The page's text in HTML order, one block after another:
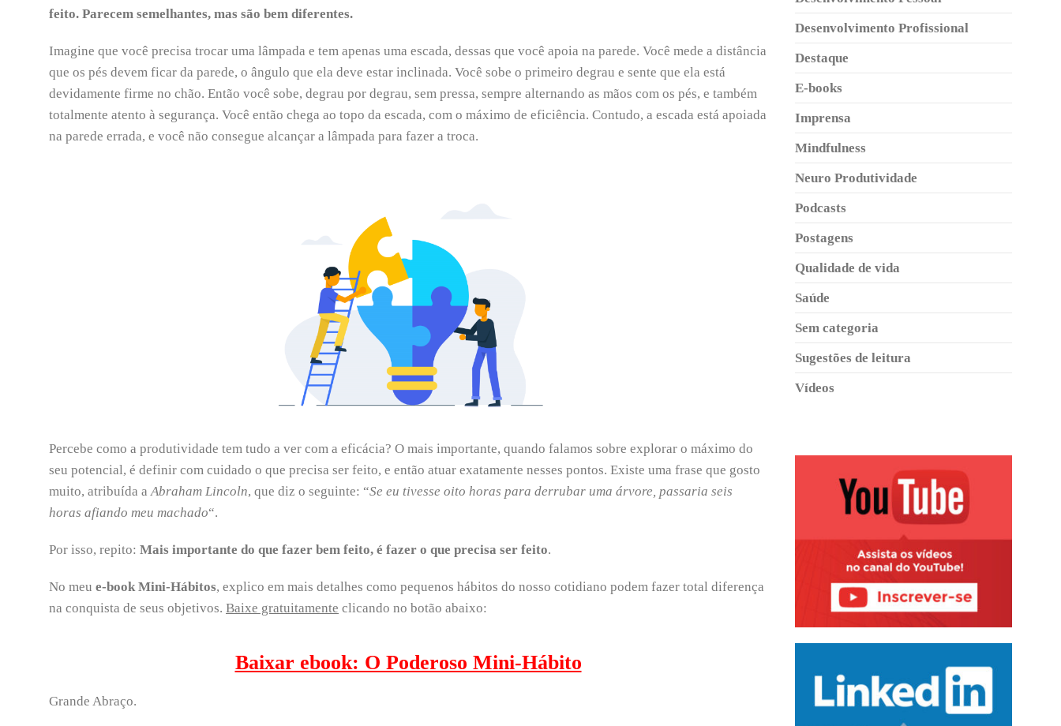
feito. Parecem semelhantes, mas são bem diferentes.
Imagine que você precisa trocar uma lâmpada e tem apenas uma escada, dessas que você apoia na parede. Você mede a distância
que os pés devem ficar da parede, o ângulo que ela deve estar inclinada. Você sobe o primeiro degrau e sente que ela está
devidamente firme no chão. Então você sobe, degrau por degrau, sem pressa, sempre alternando as mãos com os pés, e também
totalmente atento à segurança. Você então chega ao topo da escada, com o máximo de eficiência. Contudo, a escada está apoiada
na parede errada, e você não consegue alcançar a lâmpada para fazer a troca.
Percebe como a produtividade tem tudo a ver com a eficácia? O mais importante, quando falamos sobre explorar o máximo do
seu potencial, é definir com cuidado o que precisa ser feito, e então atuar exatamente nesses pontos. Existe uma frase que gosto
muito, atribuída a Abraham Lincoln, que diz o seguinte: “Se eu tivesse oito horas para derrubar uma árvore, passaria seis
horas afiando meu machado“.
Por isso, repito: Mais importante do que fazer bem feito, é fazer o que precisa ser feito.
No meu e-book Mini-Hábitos, explico em mais detalhes como pequenos hábitos do nosso cotidiano podem fazer total diferença
na conquista de seus objetivos. Baixe gratuitamente clicando no botão abaixo:
Baixar ebook: O Poderoso Mini-Hábito
Grande Abraço.
Desenvolvimento Profissional
Destaque
E-books
Imprensa
Mindfulness
Neuro Produtividade
Podcasts
Postagens
Qualidade de vida
Saúde
Sem categoria
Sugestões de leitura
Vídeos